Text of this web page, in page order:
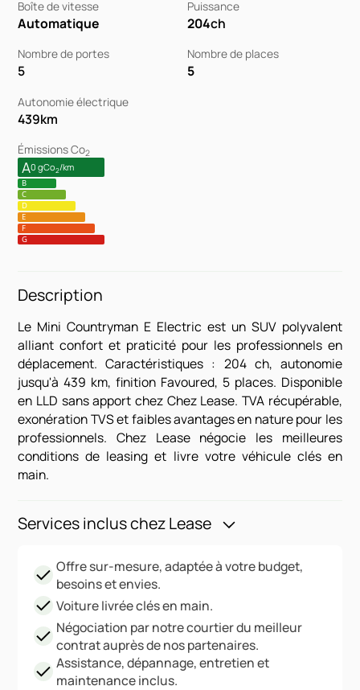
Boîte de vitesse
Automatique
Puissance
204ch
Nombre de portes
5
Nombre de places
5
Autonomie électrique
439km
Émissions Co2
A0 gCo2/km
B
C
D
E
F
G
Description
Le Mini Countryman E Electric est un SUV polyvalent
alliant confort et praticité pour les professionnels en
déplacement. Caractéristiques : 204 ch, autonomie
jusqu'à 439 km, finition Favoured, 5 places. Disponible
en LLD sans apport chez Chez Lease. TVA récupérable,
exonération TVS et faibles avantages en nature pour les
professionnels. Chez Lease négocie les meilleures
conditions de leasing et livre votre véhicule clés en
main.
Services inclus chez Lease
Offre sur-mesure, adaptée à votre budget,
besoins et envies.
Voiture livrée clés en main.
Négociation par notre courtier du meilleur
contrat auprès de nos partenaires.
Assistance, dépannage, entretien et
maintenance inclus.